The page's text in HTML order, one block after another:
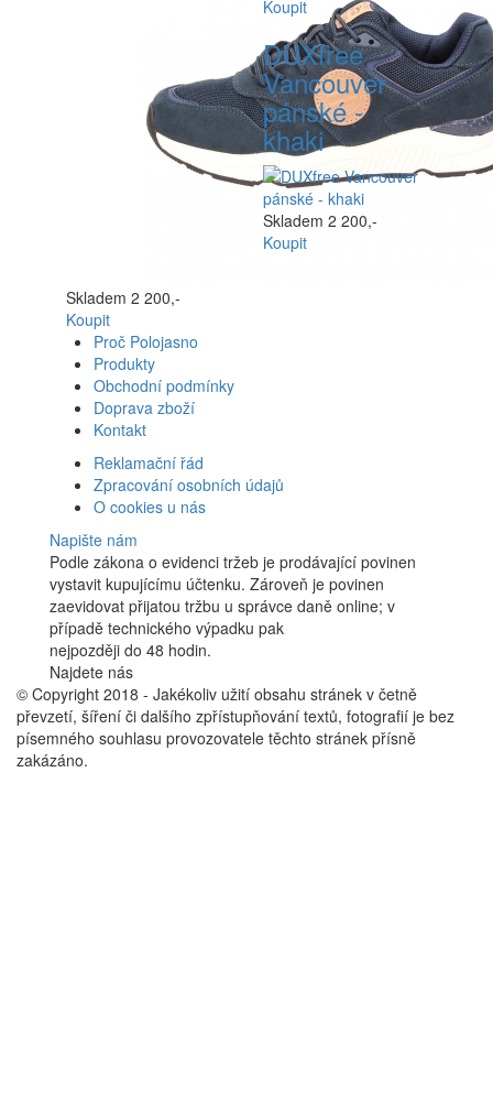
Skladem 2 200,-
Koupit
Koupit
DUXfree
Vancouver
pánské -
khaki
Skladem 2 200,-
Koupit
Proč Polojasno
Produkty
Obchodní podmínky
Doprava zboží
Kontakt
Reklamační řád
Zpracování osobních údajů
O cookies u nás
Napište nám
Podle zákona o evidenci tržeb je prodávající povinen
vystavit kupujícímu účtenku. Zároveň je povinen
zaevidovat přijatou tržbu u správce daně online; v
případě technického výpadku pak
nejpozději do 48 hodin.
Najdete nás
© Copyright 2018 - Jakékoliv užití obsahu stránek v četně
převzetí, šíření či dalšího zpřístupňování textů, fotografií je bez
písemného souhlasu provozovatele těchto stránek přísně
zakázáno.